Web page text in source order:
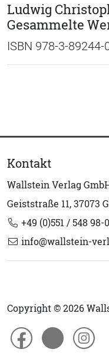
Ludwig
Gesammelte
ISBN 978-3-89244-
Kontakt
Wallstein Verlag
Geiststraße 11, 37073
+49 (0)551 / 548 98-0
info@wallstein-
Copyright © 2026